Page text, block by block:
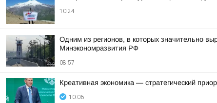
10:24
Одним из регионов, в которых значительно
Минэкономразвития РФ
08:57
Креативная экономика — стратегический
10:06